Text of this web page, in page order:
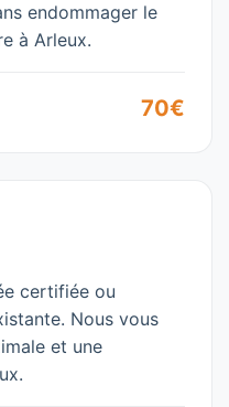
endommager le
à Arleux.
70€
certifiée ou
Nous vous
et une
.